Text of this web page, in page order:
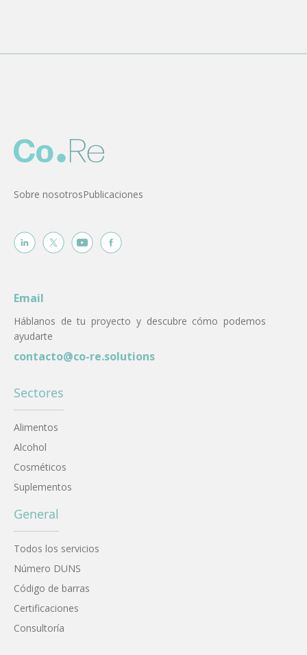
Sobre nosotrosPublicaciones
Email
Háblanos de tu proyecto y descubre cómo podemos
ayudarte
contacto@co-re.solutions
Sectores
Alimentos
Alcohol
Cosméticos
Suplementos
General
Todos los servicios
Número DUNS
Código de barras
Certificaciones
Consultoría